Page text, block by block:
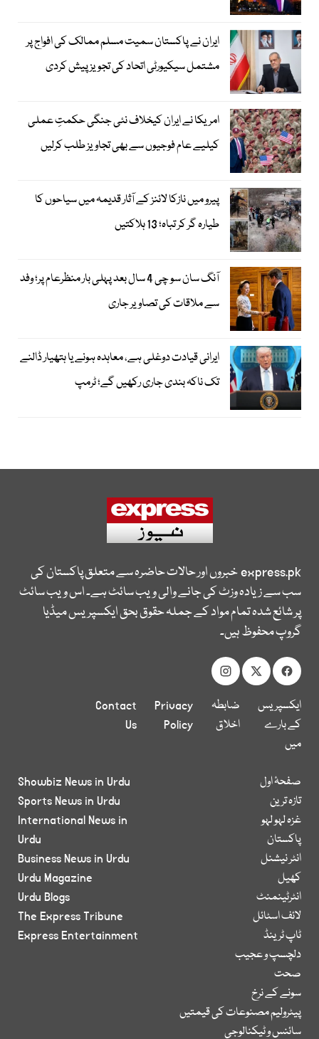
ایران نے پاکستان سمیت مسلم ممالک کی افواج پر
مشتمل سیکیورٹی اتحاد کی تجویز پیش کردی
امریکا نے ایران کیخلاف نئی جنگی حکمتِ عملی
کیلیے عام فوجیوں سے بھی تجاویز طلب کرلیں
پیرو میں نازکا لائنز کے آثار قدیمہ میں سیاحوں کا
طیارہ گر کر تباہ؛ 13 ہلاکتیں
آنگ سان سو چی 4 سال بعد پہلی بار منظرعام پر؛ وفد
سے ملاقات کی تصاویر جاری
ایرانی قیادت دوغلی ہے، معاہدہ ہونے یا ہتھیار ڈالنے
تک ناکہ بندی جاری رکھیں گے؛ ٹرمپ
express.pkخبروں اور حالات حاضرہ سے متعلق پاکستان کی
سب سے زیادہ وزٹ کی جانے والی ویب سائٹ ہے۔ اس ویب سائٹ
پر شائع شدہ تمام مواد کے جملہ حقوق بحق ایکسپریس میڈیا
گروپ محفوظ ہیں۔
ایکسپریس
کے بارے
میں
ضابطہ
اخلاق
Privacy
Policy
Contact
Us
صفحۂ اول
تازہ ترین
غزہ لہو لہو
پاکستان
انٹر نیشنل
کھیل
انٹرٹینمنٹ
لائف اسٹائل
ٹاپ ٹرینڈ
دلچسپ و عجیب
صحت
سونے کے نرخ
پیٹرولیم مصنوعات کی قیمتیں
سائنس و ٹیکنالوجی
Showbiz News in Urdu
Sports News in Urdu
International News in
Urdu
Business News in Urdu
Urdu Magazine
Urdu Blogs
The Express Tribune
Express Entertainment